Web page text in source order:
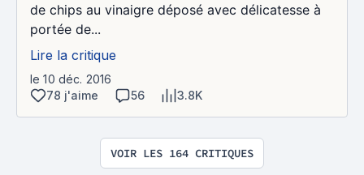
de chips au vinaigre déposé avec délicatesse à
portée de...
Lire la critique
le 10 déc. 2016
78 j'aime
56 3.8K
VOIR LES 164 CRITIQUES